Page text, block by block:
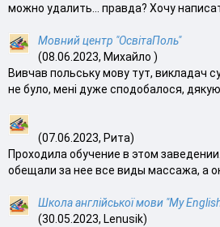
можно удалить… правда? Хочу
Мовний центр "ОсвітаПоль"
(08.06.2023, Михайло )
Вивчав польську мову тут, викладач
не було, мені дуже сподобалося,
(07.06.2023, Рита)
Проходила обучение в этом
обещали за нее все виды массажа, а
Школа англійської мови "My
(30.05.2023, Lenusik)